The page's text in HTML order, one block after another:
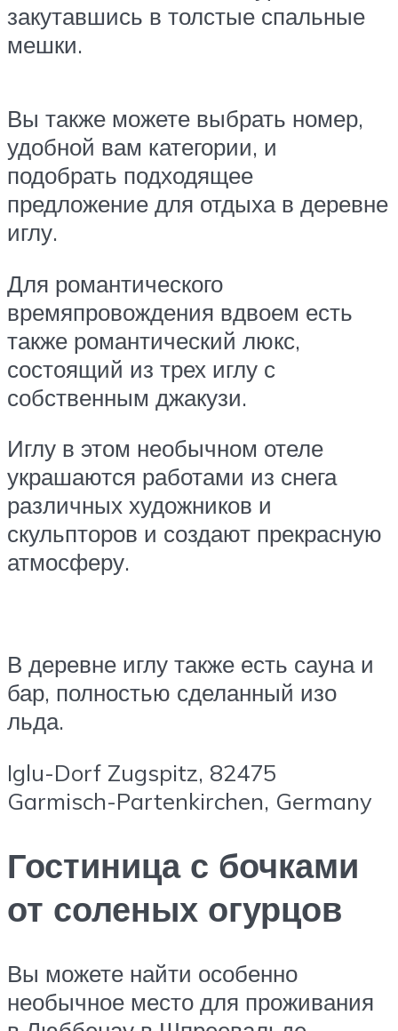
закутавшись в толстые спальные
мешки.
Вы также можете выбрать номер,
удобной вам категории, и
подобрать подходящее
предложение для отдыха в деревне
иглу.
Для романтического
времяпровождения вдвоем есть
также романтический люкс,
состоящий из трех иглу с
собственным джакузи.
Иглу в этом необычном отеле
украшаются работами из снега
различных художников и
скульпторов и создают прекрасную
атмосферу.
В деревне иглу также есть сауна и
бар, полностью сделанный изо
льда.
Iglu-Dorf Zugspitz, 82475
Garmisch-Partenkirchen, Germany
Гостиница с бочками
от соленых огурцов
Вы можете найти особенно
необычное место для проживания